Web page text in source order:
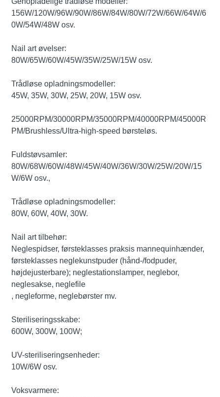
156W/120W/96W/90W/86W/84W/80W/72W/66W/64W/6
0W/54W/48W osv.
Nail art øvelser:
80W/65W/60W/45W/35W/25W/15W osv.
Trådløse opladningsmodeller:
45W, 35W, 30W, 25W, 20W, 15W osv.
25000RPM/30000RPM/35000RPM/40000RPM/45000R
PM/Brushless/Ultra-high-speed børsteløs.
Fuldstøvsamler:
80W/68W/60W/48W/45W/40W/36W/30W/25W/20W/15
W/6W osv.,
Trådløse opladningsmodeller:
80W, 60W, 40W, 30W.
Nail art tilbehør:
Neglespidser, førsteklasses praksis mannequinhænder,
førsteklasses neglekunstpuder (hånd-/fodpuder,
højdejusterbare); neglestationslamper, neglebor,
neglesakse, neglefile
, negleforme, neglebørster mv.
Steriliseringsskabe:
600W, 300W, 100W;
UV-steriliseringsenheder:
10W/6W osv.
Voksvarmere: